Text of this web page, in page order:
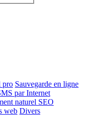
pro Sauvegarde en ligne
par Internet
naturel SEO
web Divers